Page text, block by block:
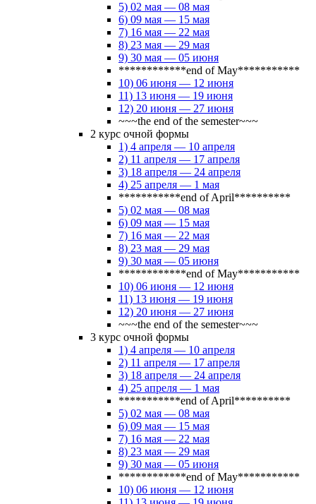
5) 02 мая — 08 мая
6) 09 мая — 15 мая
7) 16 мая — 22 мая
8) 23 мая — 29 мая
9) 30 мая — 05 июня
************end of May***********
10) 06 июня — 12 июня
11) 13 июня — 19 июня
12) 20 июня — 27 июня
~~~the end of the semester~~~
2 курс очной формы
1) 4 апреля — 10 апреля
2) 11 апреля — 17 апреля
3) 18 апреля — 24 апреля
4) 25 апреля — 1 мая
***********end of April**********
5) 02 мая — 08 мая
6) 09 мая — 15 мая
7) 16 мая — 22 мая
8) 23 мая — 29 мая
9) 30 мая — 05 июня
************end of May***********
10) 06 июня — 12 июня
11) 13 июня — 19 июня
12) 20 июня — 27 июня
~~~the end of the semester~~~
3 курс очной формы
1) 4 апреля — 10 апреля
2) 11 апреля — 17 апреля
3) 18 апреля — 24 апреля
4) 25 апреля — 1 мая
***********end of April**********
5) 02 мая — 08 мая
6) 09 мая — 15 мая
7) 16 мая — 22 мая
8) 23 мая — 29 мая
9) 30 мая — 05 июня
************end of May***********
10) 06 июня — 12 июня